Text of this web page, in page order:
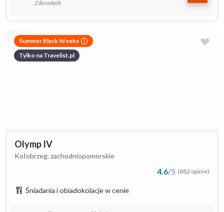
2 dorosłych
Summer Black Weeks
Tylko na Travelist.pl
Olymp IV
Kołobrzeg, zachodniopomorskie
4.6/5 (882 opinie)
Śniadania i obiadokolacje w cenie